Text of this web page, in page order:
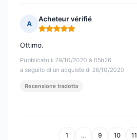
A
Acheteur vérifié
Nota: 5 su 5
Pubblicato il 29/10/2020 à 05h26
a seguito di un acquisto di 26/10/2020
Ottimo.
Recensione tradotta
1 … 9 10 11